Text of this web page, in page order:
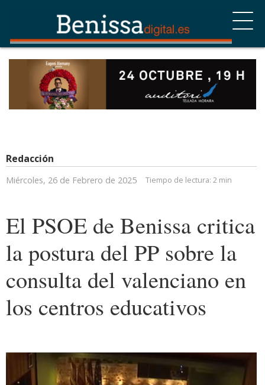
Redacción
Miércoles, 26 de Febrero de 2025 Tiempo de lectura: 2 min
El PSOE de Benissa critica
la postura del PP sobre la
consulta del valenciano en
los centros educativos